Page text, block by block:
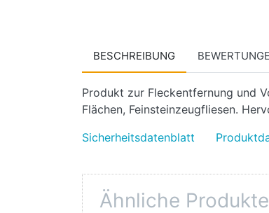
BESCHREIBUNG
Produkt zur Fleckentfernung und
Flächen, Feinsteinzeugfliesen.
Sicherheitsdatenblatt
Ähnliche Produkte